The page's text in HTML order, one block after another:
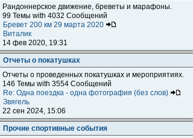
Рандоннерское движение, бреветы и марафоны.
99 Темы with 4032 Сообщений
Бревет 200 км 29 марта 2020
Виталик
14 фев 2020, 19:31
Отчеты о покатушках
Отчеты о проведенных покатушках и мероприятиях.
146 Темы with 3554 Сообщений
Re: Одна поездка - одна фотография (без слов)
Звягель
22 сен 2024, 15:06
Прочие спортивные события